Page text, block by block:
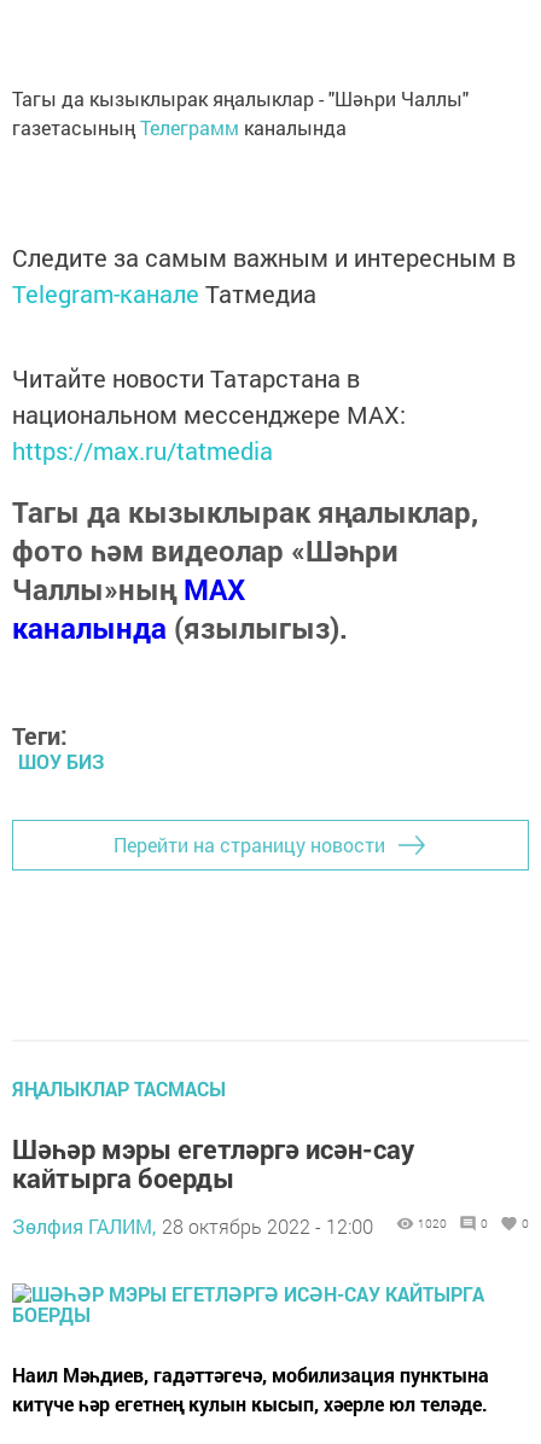
Тагы да кызыклырак яңалыклар - "Шәһри Чаллы"
газетасының Телеграмм каналында
Следите за самым важным и интересным в
Telegram-канале Татмедиа
Читайте новости Татарстана в
национальном мессенджере MАХ:
https://max.ru/tatmedia
Тагы да кызыклырак яңалыклар,
фото һәм видеолар «Шәһри
Чаллы»ныңMAX
каналында (язылыгыз).
Теги:
ШОУ БИЗ
Перейти на страницу новости
ЯҢАЛЫКЛАР ТАСМАСЫ
Шәһәр мэры егетләргә исән-сау
кайтырга боерды
Зөлфия ГАЛИМ, 28 октябрь 2022 - 12:00 1020 0 0
Наил Мәһдиев, гадәттәгечә, мобилизация пунктына
китүче һәр егетнең кулын кысып, хәерле юл теләде.